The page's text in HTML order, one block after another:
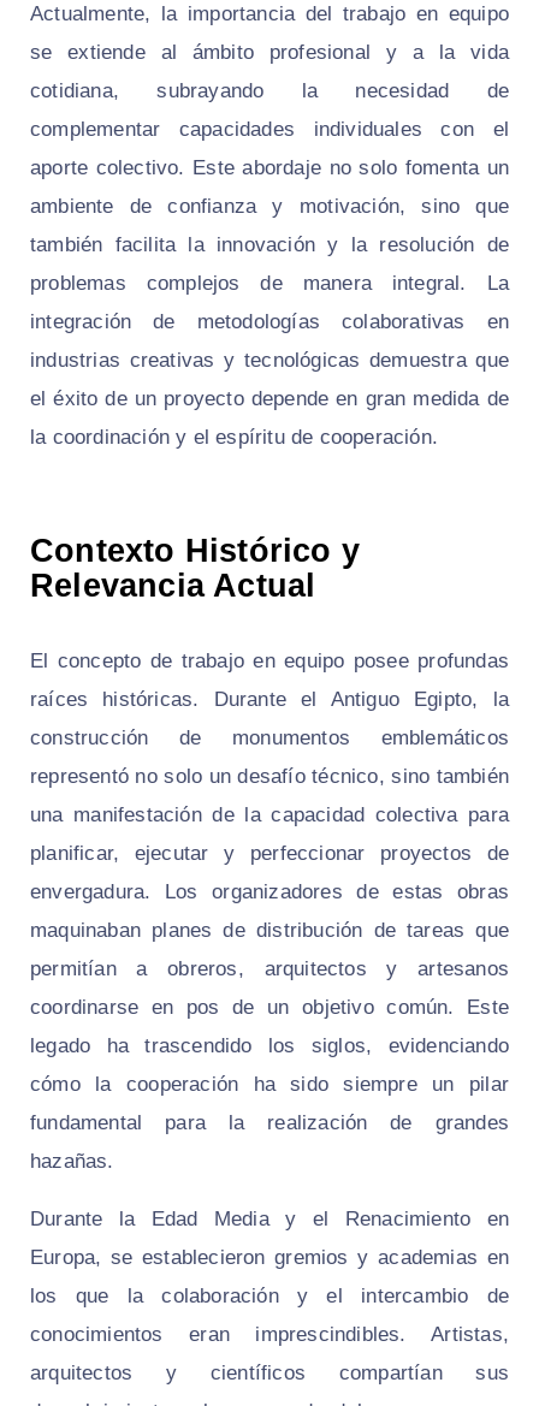
Actualmente, la importancia del trabajo en equipo
se extiende al ámbito profesional y a la vida
cotidiana, subrayando la necesidad de
complementar capacidades individuales con el
aporte colectivo. Este abordaje no solo fomenta un
ambiente de confianza y motivación, sino que
también facilita la innovación y la resolución de
problemas complejos de manera integral. La
integración de metodologías colaborativas en
industrias creativas y tecnológicas demuestra que
el éxito de un proyecto depende en gran medida de
la coordinación y el espíritu de cooperación.
Contexto Histórico y
Relevancia Actual
El concepto de trabajo en equipo posee profundas
raíces históricas. Durante el Antiguo Egipto, la
construcción de monumentos emblemáticos
representó no solo un desafío técnico, sino también
una manifestación de la capacidad colectiva para
planificar, ejecutar y perfeccionar proyectos de
envergadura. Los organizadores de estas obras
maquinaban planes de distribución de tareas que
permitían a obreros, arquitectos y artesanos
coordinarse en pos de un objetivo común. Este
legado ha trascendido los siglos, evidenciando
cómo la cooperación ha sido siempre un pilar
fundamental para la realización de grandes
hazañas.
Durante la Edad Media y el Renacimiento en
Europa, se establecieron gremios y academias en
los que la colaboración y el intercambio de
conocimientos eran imprescindibles. Artistas,
arquitectos y científicos compartían sus